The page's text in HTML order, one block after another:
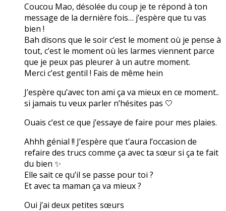
Coucou Mao, désolée du coup je te répond à ton
message de la dernière fois… j’espère que tu vas
bien !
Bah disons que le soir c’est le moment où je pense à
tout, c’est le moment où les larmes viennent parce
que je peux pas pleurer à un autre moment.
Merci c’est gentil ! Fais de même hein
J’espère qu’avec ton ami ça va mieux en ce moment..
si jamais tu veux parler n’hésites pas 🤍
Ouais c’est ce que j’essaye de faire pour mes plaies.
Ahhh génial !! J’espère que t’aura l’occasion de
refaire des trucs comme ça avec ta sœur si ça te fait
du bien ✨
Elle sait ce qu’il se passe pour toi ?
Et avec ta maman ça va mieux ?
Oui j’ai deux petites sœurs